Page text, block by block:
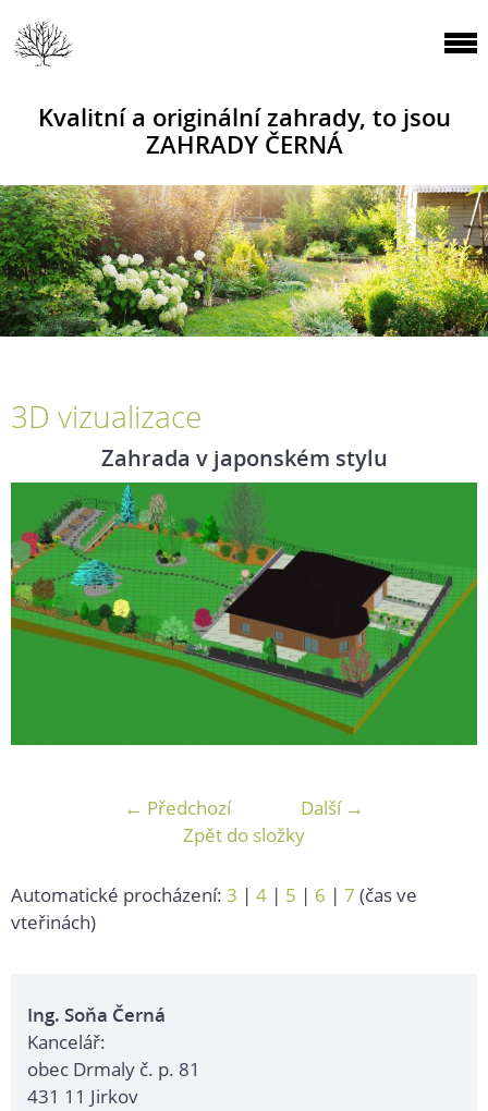
Kvalitní a originální zahrady, to jsou
ZAHRADY ČERNÁ
3D vizualizace
Zahrada v japonském stylu
← Předchozí
Další →
Zpět do složky
Automatické procházení: 3 | 4 | 5 | 6 | 7 (čas ve
vteřinách)
Ing. Soňa Černá
Kancelář:
obec Drmaly č. p. 81
431 11 Jirkov